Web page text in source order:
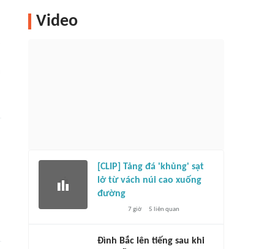
Video
[CLIP] Tảng đá 'khủng' sạt
lở từ vách núi cao xuống
đường
7 giờ 5 liên quan
Đình Bắc lên tiếng sau khi